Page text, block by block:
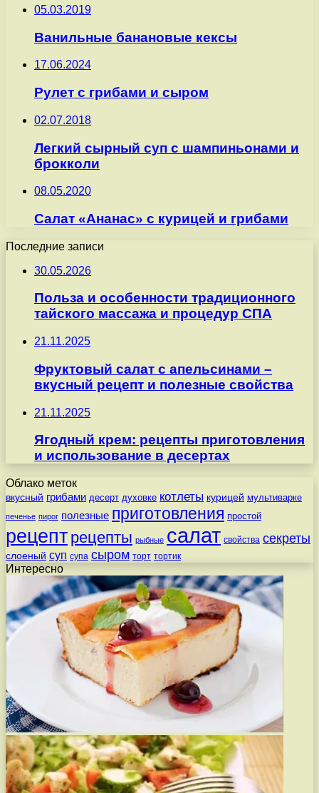
05.03.2019
Ванильные банановые кексы
17.06.2024
Рулет с грибами и сыром
02.07.2018
Легкий сырный суп с шампиньонами и
брокколи
08.05.2020
Салат «Ананас» с курицей и грибами
Последние записи
30.05.2026
Польза и особенности традиционного
тайского массажа и процедур СПА
21.11.2025
Фруктовый салат с апельсинами –
вкусный рецепт и полезные свойства
21.11.2025
Ягодный крем: рецепты приготовления
и использование в десертах
Облако меток
вкусный грибами десерт духовке котлеты курицей мультиварке
печенье пирог полезные приготовления простой
рецепт рецепты рыбные салат свойства секреты
слоеный суп супа сыром торт тортик
Интересно